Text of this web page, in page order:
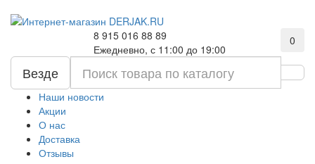
8 915 016 88 89
Ежедневно, с 11:00 до 19:00
0
Везде
Наши новости
Акции
О нас
Доставка
Отзывы